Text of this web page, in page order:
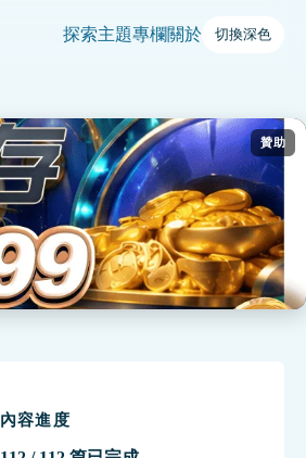
探索主題專欄關於 切換深色
贊助
內容進度